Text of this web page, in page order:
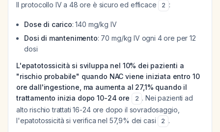
Il protocollo IV a 48 ore è sicuro ed efficace 2 :
Dose di carico: 140 mg/kg IV
Dosi di mantenimento: 70 mg/kg IV ogni 4 ore per 12
dosi
L'epatotossicità si sviluppa nel 10% dei pazienti a
"rischio probabile" quando NAC viene iniziata entro 10
ore dall'ingestione, ma aumenta al 27,1% quando il
trattamento inizia dopo 10-24 ore
2 . Nei pazienti ad
alto rischio trattati 16-24 ore dopo il sovradosaggio,
l'epatotossicità si verifica nel 57,9% dei casi
2 .